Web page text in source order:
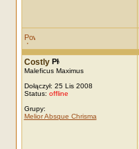
Costly
Maleficus Maximus
Dołączył: 25 Lis 2008
Status: offline
Grupy:
Melior Absque Chrisma